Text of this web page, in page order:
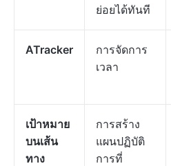
ย่อยได้ทันที
ATracker
การจัดการ
เวลา
เป้าหมาย
บนเส้น
ทาง
การสร้าง
แผนปฏิบัติ
การที่